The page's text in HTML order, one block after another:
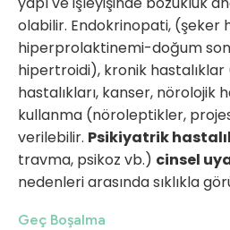
olabilir. Endokrinopati, (şeker
hiperprolaktinemi-doğum
hipertroidi), kronik
hastalıkları, kanser, nörolojik
kullanma (nöroleptikler,
verilebilir. Psikiyatrik
travma, psikoz vb.) cinsel
nedenleri arasında sıklıkla
Geç Boşalma